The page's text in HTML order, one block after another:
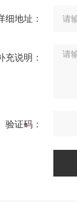
细地址：
充说明：
验证码：